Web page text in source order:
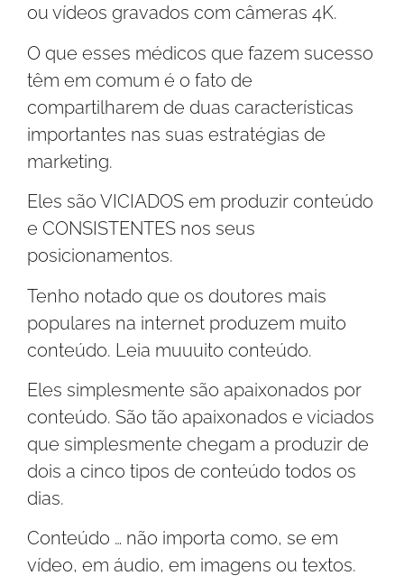
ou vídeos gravados com câmeras 4K.
O que esses médicos que fazem sucesso
têm em comum é o fato de
compartilharem de duas características
importantes nas suas estratégias de
marketing.
Eles são VICIADOS em produzir conteúdo
e CONSISTENTES nos seus
posicionamentos.
Tenho notado que os doutores mais
populares na internet produzem muito
conteúdo. Leia muuuito conteúdo.
Eles simplesmente são apaixonados por
conteúdo. São tão apaixonados e viciados
que simplesmente chegam a produzir de
dois a cinco tipos de conteúdo todos os
dias.
Conteúdo … não importa como, se em
vídeo, em áudio, em imagens ou textos.